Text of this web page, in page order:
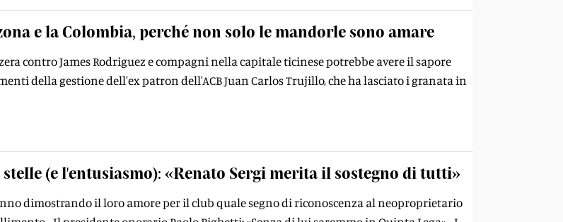
e la Colombia, perché non solo le mandorle sono amare
contro James Rodriguez e compagni nella capitale ticinese potrebbe avere il sapore
della gestione dell'ex patron dell'ACB Juan Carlos Trujillo, che ha lasciato i granata in
stelle (e l'entusiasmo): «Renato Sergi merita il sostegno di tutti»
dimostrando il loro amore per il club quale segno di riconoscenza al neoproprietario